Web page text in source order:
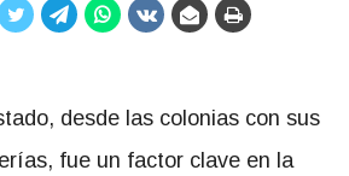
desde las colonias con sus
fue un factor clave en la